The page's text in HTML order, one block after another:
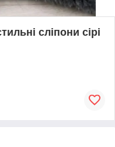
сліпони сірі